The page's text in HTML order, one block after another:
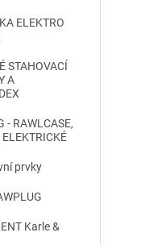
ELEKTRO
STAHOVACÍ
A
- RAWLCASE,
prvky
Karle &